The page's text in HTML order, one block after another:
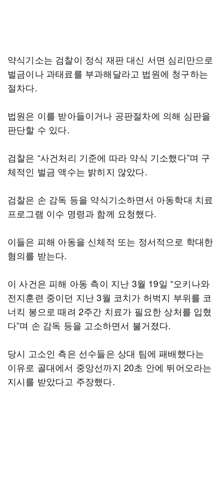
약식기소는 검찰이 정식 재판 대신 서면 심리만으로
벌금이나 과태료를 부과해달라고 법원에 청구하는
절차다.
법원은 이를 받아들이거나 공판절차에 의해 심판을
판단할 수 있다.
검찰은 “사건처리 기준에 따라 약식 기소했다”며 구
체적인 벌금 액수는 밝히지 않았다.
검찰은 손 감독 등을 약식기소하면서 아동학대 치료
프로그램 이수 명령과 함께 요청했다.
이들은 피해 아동을 신체적 또는 정서적으로 학대한
혐의를 받는다.
이 사건은 피해 아동 측이 지난 3월 19일 “오키나와
전지훈련 중이던 지난 3월 코치가 허벅지 부위를 코
너킥 봉으로 때려 2주간 치료가 필요한 상처를 입혔
다”며 손 감독 등을 고소하면서 불거졌다.
당시 고소인 측은 선수들은 상대 팀에 패배했다는
이유로 골대에서 중앙선까지 20초 안에 뛰어오라는
지시를 받았다고 주장했다.